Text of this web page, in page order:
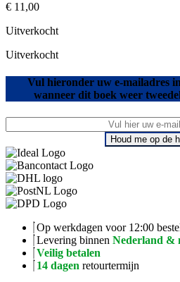
€ 11,00
Uitverkocht
Uitverkocht
Vul hieronder uw e-mailadres
wanneer dit boek weer
Houd me op de
Op werkdagen voor 12:00
Levering binnen Nederland &
Veilig betalen
14 dagen retourtermijn